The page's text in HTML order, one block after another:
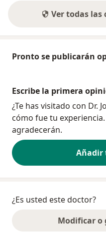
Ver todas las
Pronto se publicarán
Escribe la primera
¿Te has visitado con Dr.
cómo fue tu
agradecerán.
Añadir
¿Es usted este doctor?
Modificar o